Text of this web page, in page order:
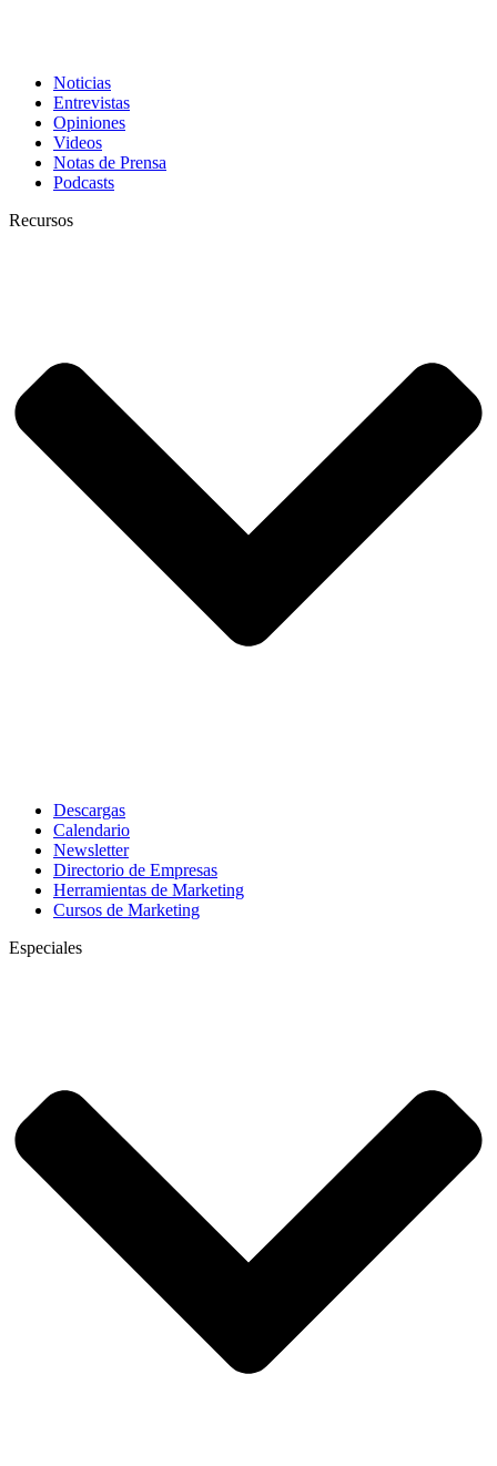
Noticias
Entrevistas
Opiniones
Videos
Notas de Prensa
Podcasts
Recursos
Descargas
Calendario
Newsletter
Directorio de Empresas
Herramientas de Marketing
Cursos de Marketing
Especiales